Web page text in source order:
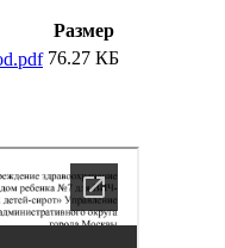
Размер
76.27 КБ